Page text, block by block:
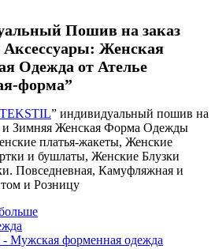
Пошив на заказ
Женская
Одежда от Ателье
форма”
” индивидуальный пошив на
и Зимняя Женская Форма Одежды
платья-жакеты, Женские
и бушлаты, Женские Блузки
Повседневная, Камуфляжная и
и Розницу
- Мужская форменная одежда